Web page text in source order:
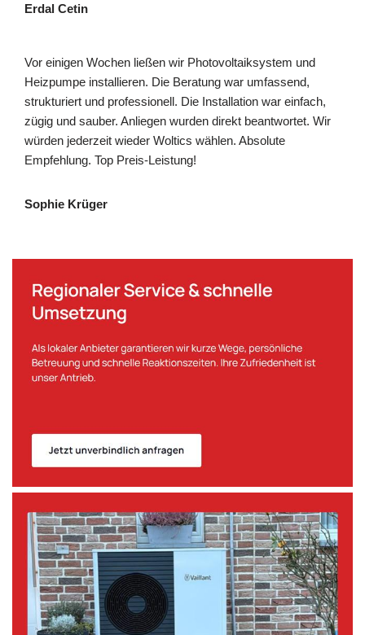
Erdal Cetin
Vor einigen Wochen ließen wir Photovoltaiksystem und
Heizpumpe installieren. Die Beratung war umfassend,
strukturiert und professionell. Die Installation war einfach,
zügig und sauber. Anliegen wurden direkt beantwortet. Wir
würden jederzeit wieder Woltics wählen. Absolute
Empfehlung. Top Preis-Leistung!
Sophie Krüger